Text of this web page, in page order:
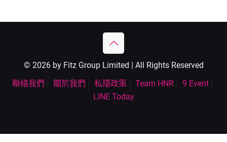
© 2026 by Fitz Group Limited | All Rights Reserved
聯絡我們
關於我們 私隱政策 Team HNR
9 Event
LINE Today